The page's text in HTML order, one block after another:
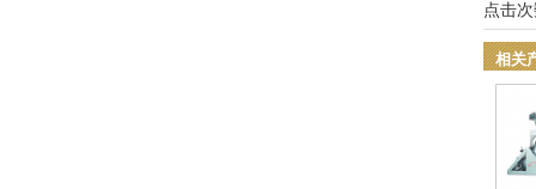
点击
相关